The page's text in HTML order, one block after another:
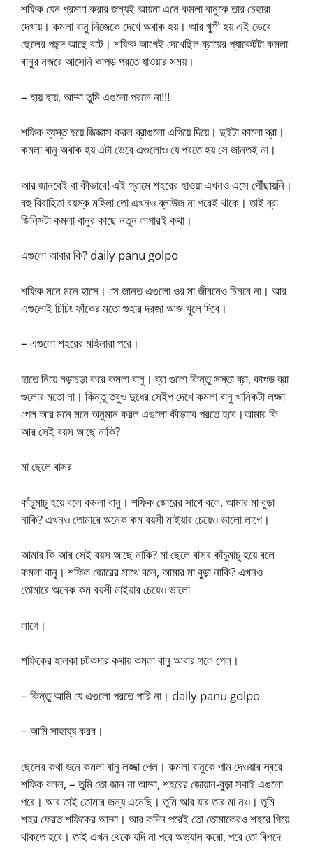
শফিক যেন প্রমাণ করার জন্যই আয়না এনে কমলা বানুকে তার চেহারা
দেখায়। কমলা বানু নিজেকে দেখে অবাক হয়। আর খুশী হয় এই ভেবে
ছেলের পছন্দ আছে বটে। শফিক আগেই দেখেছিল ব্রায়ের প্যাকেটটা কমলা
বানুর নজরে আসেনি কাপড় পরতে যাওয়ার সময়।
– হায় হায়, আম্মা তুমি এগুলো পরলে না!!!
শফিক ব্যস্ত হয়ে জিজ্ঞাস করল ব্রাগুলো এগিয়ে দিয়ে। দুইটা কালো ব্রা।
কমলা বানু অবাক হয় এটা ভেবে এগুলোও যে পরতে হয় সে জানতই না।
আর জানবেই বা কীভাবে! এই গ্রামে শহরের হাওয়া এখনও এসে পৌঁছায়নি।
বহু বিবাহিতা বয়স্ক মহিলা তো এখনও ব্লাউজ না পরেই থাকে। তাই ব্রা
জিনিসটা কমলা বানুর কাছে নতুন লাগারই কথা।
এগুলো আবার কি? daily panu golpo
শফিক মনে মনে হাসে। সে জানত এগুলো ওর মা জীবনেও চিনবে না। আর
এগুলোই চিচিং ফাঁকের মতো গুহার দরজা আজ খুলে দিবে।
– এগুলো শহরের মহিলারা পরে।
হাতে নিয়ে নড়াচড়া করে কমলা বানু। ব্রা গুলো কিন্তু সস্তা ব্রা, কাপড ব্রা
গুলোর মতো না। কিন্তু তবুও দুধের সেইপ দেখে কমলা বানু খানিকটা লজ্জা
পেল আর মনে মনে অনুমান করল এগুলো কীভাবে পরতে হবে।আমার কি
আর সেই বয়স আছে নাকি?
মা ছেলে বাসর
কাঁচুমাচু হয়ে বলে কমলা বানু। শফিক জোরের সাথে বলে, আমার মা বুড়া
নাকি? এখনও তোমারে অনেক কম বয়সী মাইয়ার চেয়েও ভালো লাগে।
আমার কি আর সেই বয়স আছে নাকি? মা ছেলে বাসর কাঁচুমাচু হয়ে বলে
কমলা বানু। শফিক জোরের সাথে বলে, আমার মা বুড়া নাকি? এখনও
তোমারে অনেক কম বয়সী মাইয়ার চেয়েও ভালো
লাগে।
শফিকের হালকা চটকদার কথায় কমলা বানু আবার গলে গেল।
– কিন্তু আমি যে এগুলো পরতে পারি না। daily panu golpo
– আমি সাহায্য করব।
ছেলের কথা শুনে কমলা বানু লজ্জা পেল। কমলা বানুকে পাম দেওয়ার স্বরে
শফিক বলল, – তুমি তো জান না আম্মা, শহরের জোয়ান-বুড়া সবাই এগুলো
পরে। আর তাই তোমার জন্য এনেছি। তুমি আর যার তার মা নও। তুমি
শহর ফেরত শফিকের আম্মা। আর কদিন পরেই তো তোমাকেরও শহরে গিয়ে
থাকতে হবে। তাই এখন থেকে যদি না পরে অভ্যাস করো, পরে তো বিপদে